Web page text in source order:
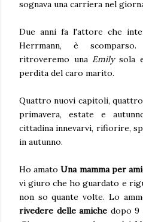
sognava una carriera nel
Due anni fa l'attore che
Herrmann, è
ritroveremo una Emily sola
perdita del caro marito.
Quattro nuovi capitoli,
primavera, estate e
cittadina innevarvi, rifiorire,
in autunno.
Ho amatoUna mamma per
vi giuro che ho guardato e
non so quante volte. Lo
rivedere delle amiche dopo 9